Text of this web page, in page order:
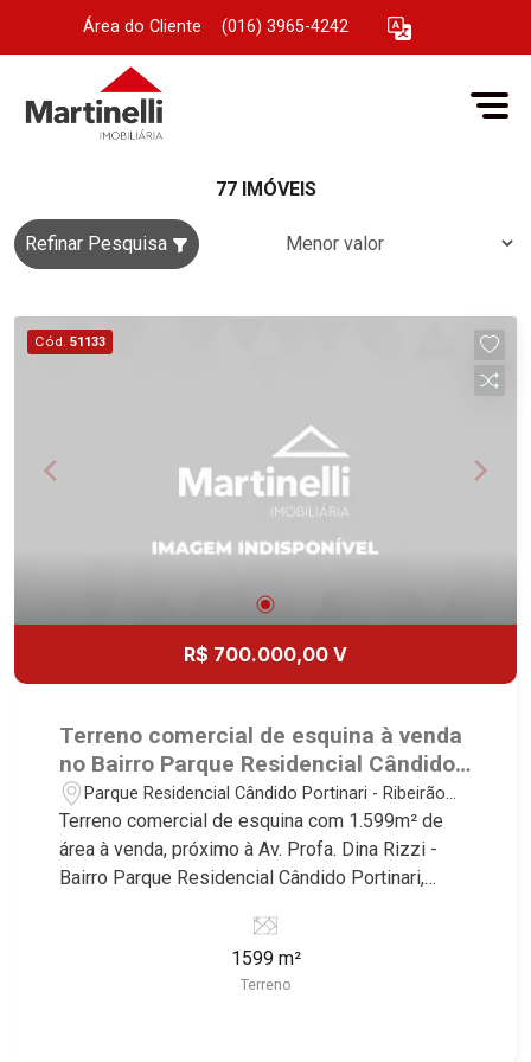
Área do Cliente (016) 3965-4242
77 IMÓVEIS
Refinar Pesquisa
Cód. 51133
R$ 700.000,00 V
Terreno comercial de esquina à venda
no Bairro Parque Residencial Cândido
Portinari, próximo à Av. Profa. Dina
Rizzi - Ribeirão Preto/SP.
Parque Residencial Cândido Portinari - Ribeirão
Preto/SP
Terreno comercial de esquina com 1.599m² de
área à venda, próximo à Av. Profa. Dina Rizzi -
Bairro Parque Residencial Cândido Portinari,
deste imóvel que a Martinelli Imobiliária
selecionou para você: - 1.599m² de área terreno -1599 m²
Terreno